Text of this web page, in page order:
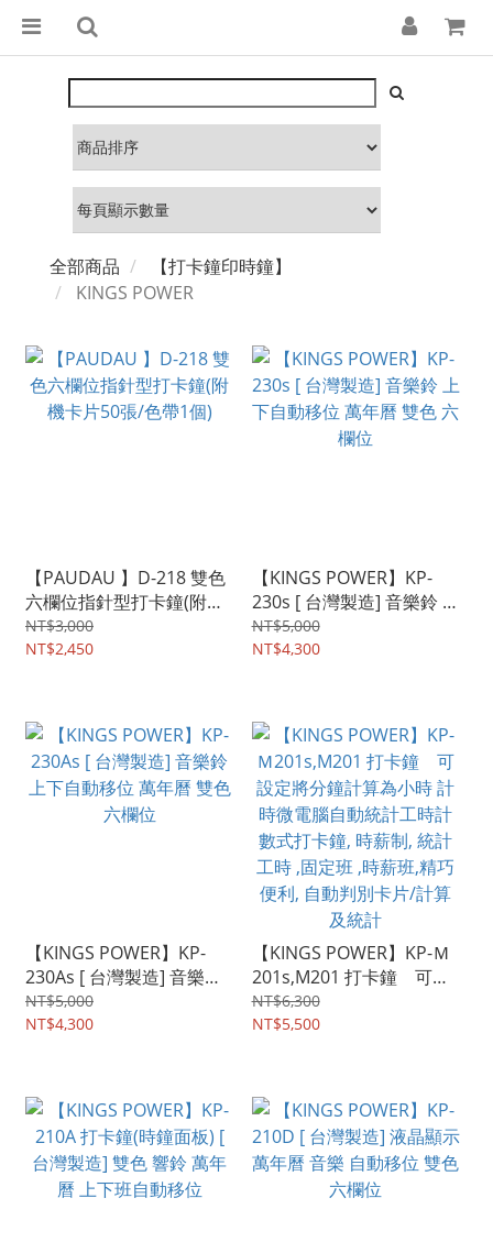
全部商品
【打卡鐘印時鐘】
KINGS POWER
【PAUDAU 】D-218 雙色
六欄位指針型打卡鐘(附機
卡片50張/色帶1個)
NT$3,000
NT$2,450
【KINGS POWER】KP-
230s [ 台灣製造] 音樂鈴 上
下自動移位 萬年曆 雙色 六
欄位
NT$5,000
NT$4,300
【KINGS POWER】KP-
230As [ 台灣製造] 音樂鈴
上下自動移位 萬年曆 雙色
六欄位
NT$5,000
NT$4,300
【KINGS POWER】KP-Ｍ
201s,M201 打卡鐘 可設
定將分鐘計算為小時 計時
微電腦自動統計工時計數
利, 自動判別卡片/計算及
統計
NT$6,300
NT$5,500